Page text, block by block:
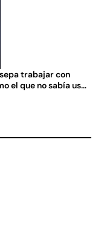
trabajar con
el que no sabía usar